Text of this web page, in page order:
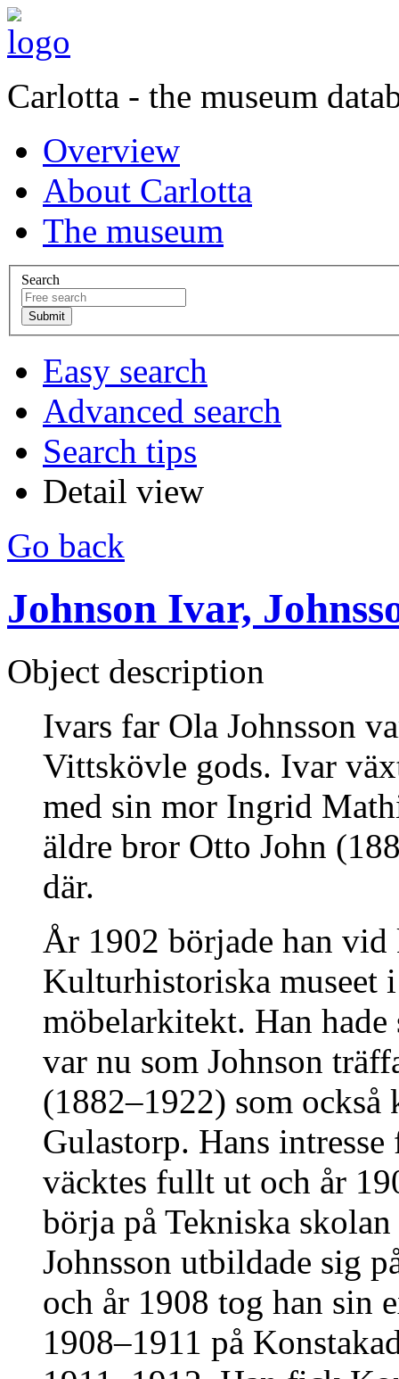
Carlotta - the museum
Overview
About Carlotta
The museum
Search
Easy search
Advanced search
Search tips
Detail view
Go back
Johnson Ivar,
Object description
Ivars far Ola Johnsson
Vittskövle gods. Ivar
med sin mor Ingrid
äldre bror Otto John
där.
År 1902 började han
Kulturhistoriska
möbelarkitekt. Han
var nu som Johnson
(1882–1922) som
Gulastorp. Hans
väcktes fullt ut och år
börja på Tekniska
Johnsson utbildade sig
och år 1908 tog han sin
1908–1911 på